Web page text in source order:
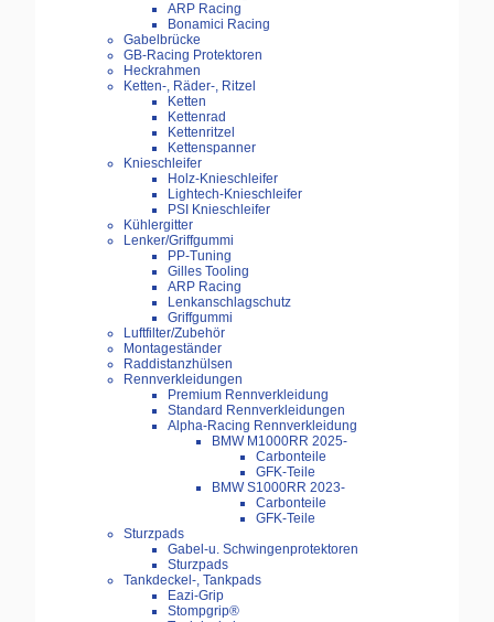
ARP Racing
Bonamici Racing
Gabelbrücke
GB-Racing Protektoren
Heckrahmen
Ketten-, Räder-, Ritzel
Ketten
Kettenrad
Kettenritzel
Kettenspanner
Knieschleifer
Holz-Knieschleifer
Lightech-Knieschleifer
PSI Knieschleifer
Kühlergitter
Lenker/Griffgummi
PP-Tuning
Gilles Tooling
ARP Racing
Lenkanschlagschutz
Griffgummi
Luftfilter/Zubehör
Montageständer
Raddistanzhülsen
Rennverkleidungen
Premium Rennverkleidung
Standard Rennverkleidungen
Alpha-Racing Rennverkleidung
BMW M1000RR 2025-
Carbonteile
GFK-Teile
BMW S1000RR 2023-
Carbonteile
GFK-Teile
Sturzpads
Gabel-u. Schwingenprotektoren
Sturzpads
Tankdeckel-, Tankpads
Eazi-Grip
Stompgrip®